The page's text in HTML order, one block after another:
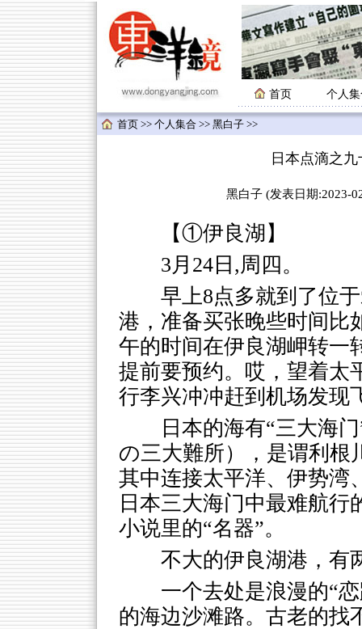
首页 个人
首页 >> 个人集合 >> 黑白子 >>
日本点滴之
黑白子 (发表日期:2023-
【①伊良湖】
3月24日,周四。
早上8点多就到了位
港，准备买张晚些时间比
午的时间在伊良湖岬转一
提前要预约。哎，望着太
行李兴冲冲赶到机场发现
日本的海有“三大海
の三大難所），是谓利根
其中连接太平洋、伊势湾
日本三大海门中最难航
小说里的“名器”。
不大的伊良湖港，有
一个去处是浪漫的“
的海边沙滩路。古老的找